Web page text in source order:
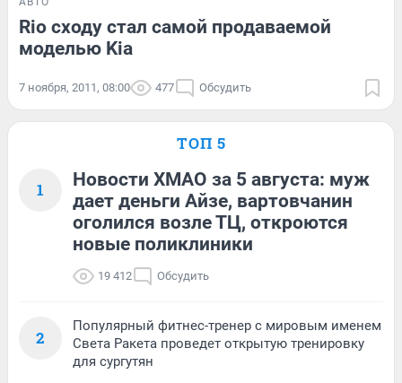
Rio сходу стал самой продаваемой
моделью Kia
7 ноября, 2011, 08:00 477 Обсудить
ТОП 5
1
Новости ХМАО за 5 августа: муж
дает деньги Айзе, вартовчанин
оголился возле ТЦ, откроются
новые поликлиники
19 412 Обсудить
2
Популярный фитнес-тренер с мировым именем
Света Ракета проведет открытую тренировку
для сургутян